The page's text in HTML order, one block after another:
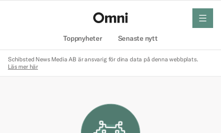
Toppnyheter Senaste nytt
meny
Schibsted News Media AB är ansvarig för dina data på denna webbplats.
Läs mer här